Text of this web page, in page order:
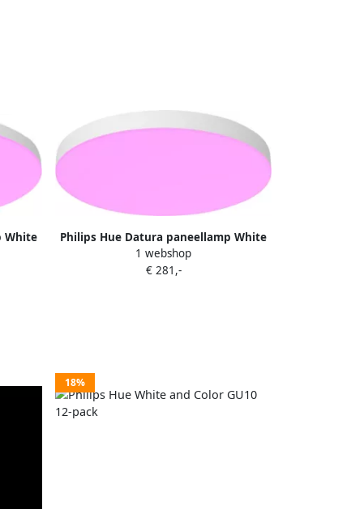
White
Philips Hue Datura paneellamp White
and Color rond wit klein
1 webshop
€ 281,-
18%